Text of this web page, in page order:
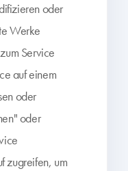
oder
Werke
Service
auf einem
oder
oder
zugreifen, um